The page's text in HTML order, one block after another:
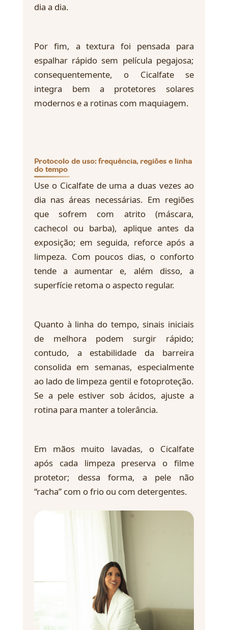
dia a dia.
Por fim, a textura foi pensada para
espalhar rápido sem película pegajosa;
consequentemente, o Cicalfate se
integra bem a protetores solares
modernos e a rotinas com maquiagem.
Protocolo de uso: frequência, regiões e linha
do tempo
Use o Cicalfate de uma a duas vezes ao
dia nas áreas necessárias. Em regiões
que sofrem com atrito (máscara,
cachecol ou barba), aplique antes da
exposição; em seguida, reforce após a
limpeza. Com poucos dias, o conforto
tende a aumentar e, além disso, a
superfície retoma o aspecto regular.
Quanto à linha do tempo, sinais iniciais
de melhora podem surgir rápido;
contudo, a estabilidade da barreira
consolida em semanas, especialmente
ao lado de limpeza gentil e fotoproteção.
Se a pele estiver sob ácidos, ajuste a
rotina para manter a tolerância.
Em mãos muito lavadas, o Cicalfate
após cada limpeza preserva o filme
protetor; dessa forma, a pele não
“racha” com o frio ou com detergentes.